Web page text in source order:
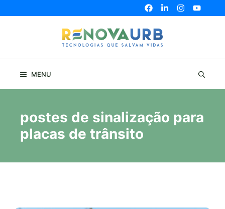
para
MENU
postes de sinalização para
placas de trânsito